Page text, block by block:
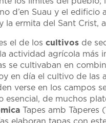
d’en Suau y el edificio
ermita del Sant Crist,
el de los cultivos de
actividad agrícola
se cultivaban en
en día el cultivo de
verse en los campos
esencial, de muchos
Tapes amb Tàperes (